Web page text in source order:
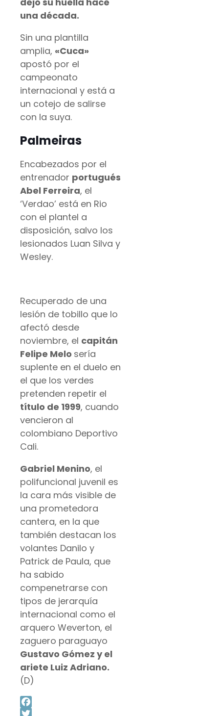
una década.
Sin una plantilla
amplia, «Cuca»
apostó por el
campeonato
internacional y está a
un cotejo de salirse
con la suya.
Palmeiras
Encabezados por el
entrenador portugués
Abel Ferreira, el
‘Verdao’ está en Rio
con el plantel a
disposición, salvo los
lesionados Luan Silva y
Wesley.
Recuperado de una
lesión de tobillo que lo
afectó desde
noviembre, el capitán
Felipe Melo sería
suplente en el duelo en
el que los verdes
pretenden repetir el
título de 1999, cuando
vencieron al
colombiano Deportivo
Cali.
Gabriel Menino, el
polifuncional juvenil es
la cara más visible de
una prometedora
cantera, en la que
también destacan los
volantes Danilo y
Patrick de Paula, que
ha sabido
compenetrarse con
tipos de jerarquía
internacional como el
arquero Weverton, el
zaguero paraguayo
Gustavo Gómez y el
ariete Luiz Adriano.
(D)
Facebook